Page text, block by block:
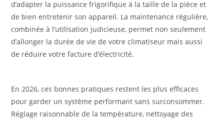
d’adapter la puissance frigorifique à la taille de la pièce et
de bien entretenir son appareil. La maintenance régulière,
combinée à l’utilisation judicieuse, permet non seulement
d’allonger la durée de vie de votre climatiseur mais aussi
de réduire votre facture d’électricité.
En 2026, ces bonnes pratiques restent les plus efficaces
pour garder un système performant sans surconsommer.
Réglage raisonnable de la température, nettoyage des